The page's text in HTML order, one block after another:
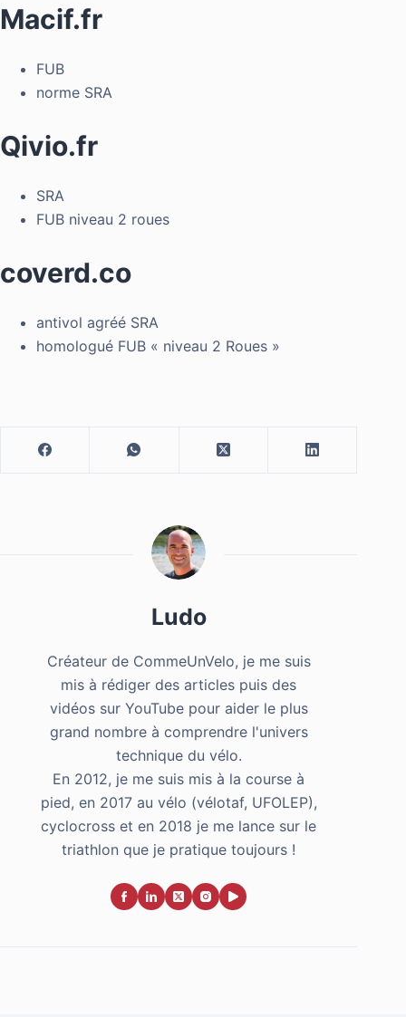
Macif.fr
FUB
norme SRA
Qivio.fr
SRA
FUB niveau 2 roues
coverd.co
antivol agréé SRA
homologué FUB « niveau 2 Roues »
Ludo
Créateur de CommeUnVelo, je me suis
mis à rédiger des articles puis des
vidéos sur YouTube pour aider le plus
grand nombre à comprendre l'univers
technique du vélo.
En 2012, je me suis mis à la course à
pied, en 2017 au vélo (vélotaf, UFOLEP),
cyclocross et en 2018 je me lance sur le
triathlon que je pratique toujours !